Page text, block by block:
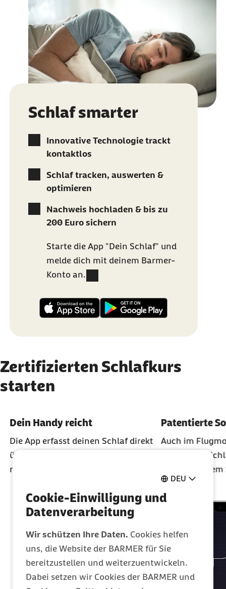
DEU
Cookie-Einwilligung und
Datenverarbeitung
Wir schützen Ihre Daten. Cookies helfen
uns, die Website der BARMER für Sie
bereitzustellen und weiterzuentwickeln.
Dabei setzen wir Cookies der BARMER und
Schlaf smarter
Innovative Technologie trackt
kontaktlos
Schlaf tracken, auswerten &
optimieren
Nachweis hochladen & bis zu
200 Euro sichern
Starte die App "Dein Schlaf" und
melde dich mit deinem Barmer-
Konto an.
Zertifizierten Schlafkurs
starten
Karussell mit 3 Elementen
Element 1 von 3
Dein Handy reicht
Die App erfasst deinen Schlaf direkt
übers Handy. Ein extra Tracker ist
nicht nötig.
Element 2 von 3
Patentierte
Auch im
zuverlässig
dank lautlosem